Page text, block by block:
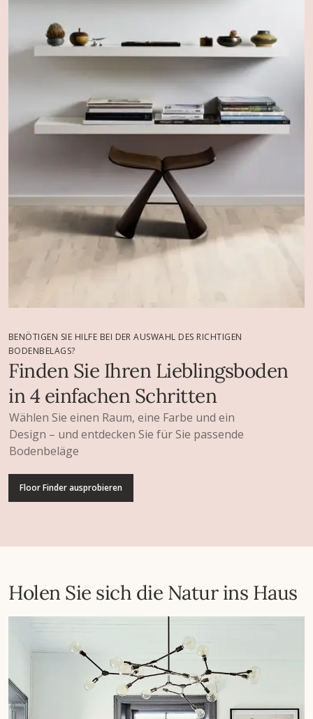
BENÖTIGEN SIE HILFE BEI DER AUSWAHL DES RICHTIGEN
BODENBELAGS?
Finden Sie Ihren Lieblingsboden
in 4 einfachen Schritten
Wählen Sie einen Raum, eine Farbe und ein
Design – und entdecken Sie für Sie passende
Bodenbeläge
Floor Finder ausprobieren
Holen Sie sich die Natur ins Haus